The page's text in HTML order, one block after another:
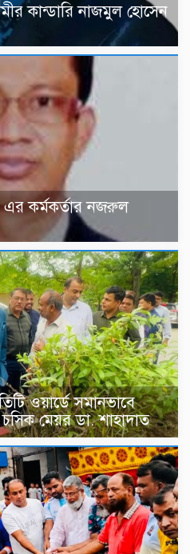
কান্ডারি নাজমুল হোসেন
এর কর্মকর্তার নজরুল
ওয়ার্ডে সমানভাবে
মেয়র ডা. শাহাদাত